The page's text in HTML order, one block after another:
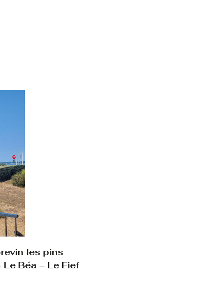
les pins
Le Béa – Le Fief